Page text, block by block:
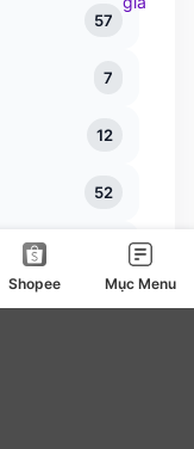
Shopee Mục Menu
57
7
12
52
127